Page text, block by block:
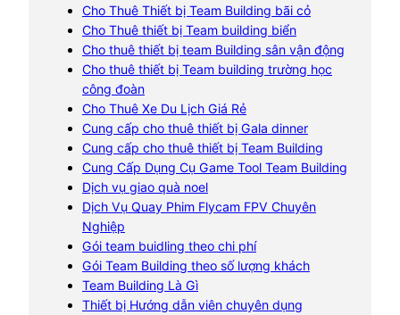
Cho Thuê Thiết bị Team Building bãi cỏ
Cho Thuê thiết bị Team building biển
Cho thuê thiết bị team Building sân vận động
Cho thuê thiết bị Team building trường học
công đoàn
Cho Thuê Xe Du Lịch Giá Rẻ
Cung cấp cho thuê thiết bị Gala dinner
Cung cấp cho thuê thiết bị Team Building
Cung Cấp Dụng Cụ Game Tool Team Building
Dịch vụ giao quà noel
Dịch Vụ Quay Phim Flycam FPV Chuyên
Nghiệp
Gói team buidling theo chi phí
Gói Team Building theo số lượng khách
Team Building Là Gì
Thiết bị Hướng dẫn viên chuyên dụng